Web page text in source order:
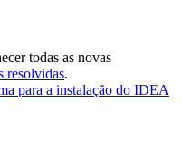
todas as novas
resolvidas.
para a instalação do IDEA